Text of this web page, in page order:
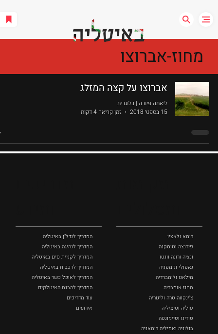
אברוצו על קצה המזלג
ליאתה פיורה | בלוגרית
15 בספט׳ 2018
זמן קריאה 4 דקות
מחוז-אברוצו
רומא ולאציו
פירנצה וטוסקנה ‏
ונציה ורונה וונטו
נאפולי‏ וקמפניה
מילאנו ולומברדיה
מחוז אומבריה
צ'ינקווה טרה וליגוריה
פוליה וסיציליה ‏
טורינו ופיימונטה
בולוניה ואמיליה רומאניה
המדריך לנדל"ן באיטליה
המדריך לנהיגה באיטליה
המדריך לקניית סים באיטליה
המדריך לרכבות באיטליה
המדריך לאוכל כשר באיטליה
המדריך להבנת האיטלקים
עוד מדריכים
אירועים